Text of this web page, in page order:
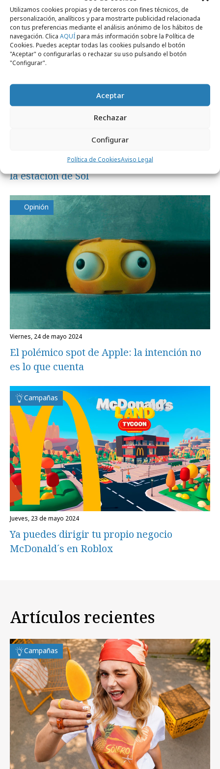
Utilizamos cookies propias y de terceros con fines técnicos, de
personalización, analíticos y para mostrarte publicidad relacionada
con tus preferencias mediante el análisis anónimo de los hábitos de
navegación. Clica AQUÍpara más información sobre la Política de
Cookies. Puedes aceptar todas las cookies pulsando el botón
"Aceptar" o configurarlas o rechazar su uso pulsando el botón
"Configurar".
Aceptar
Rechazar
Configurar
Política de CookiesAviso Legal
Campañas
“Furia”, la nueva serie de HBO Max, toma
la estación de Sol
Opinión
viernes, 24 de mayo 2024
El polémico spot de Apple: la intención no
es lo que cuenta
Campañas
jueves, 23 de mayo 2024
Ya puedes dirigir tu propio negocio
McDonald´s en Roblox
Artículos recientes
Campañas